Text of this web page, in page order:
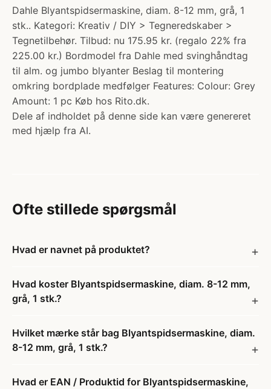
Dahle Blyantspidsermaskine, diam. 8-12 mm, grå, 1
stk.. Kategori: Kreativ / DIY > Tegneredskaber >
Tegnetilbehør. Tilbud: nu 175.95 kr. (regalo 22% fra
225.00 kr.) Bordmodel fra Dahle med svinghåndtag
til alm. og jumbo blyanter Beslag til montering
omkring bordplade medfølger Features: Colour: Grey
Amount: 1 pc Køb hos Rito.dk.
Dele af indholdet på denne side kan være genereret
med hjælp fra AI.
Ofte stillede spørgsmål
Hvad er navnet på produktet?
Hvad koster Blyantspidsermaskine, diam. 8-12 mm,
grå, 1 stk.?
Hvilket mærke står bag Blyantspidsermaskine, diam.
8-12 mm, grå, 1 stk.?
Hvad er EAN / Produktid for Blyantspidsermaskine,